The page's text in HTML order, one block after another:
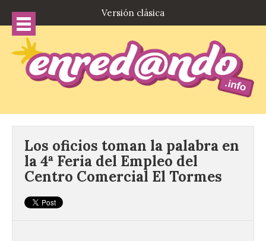
Versión clásica
Los oficios toman la palabra en
la 4ª Feria del Empleo del
Centro Comercial El Tormes